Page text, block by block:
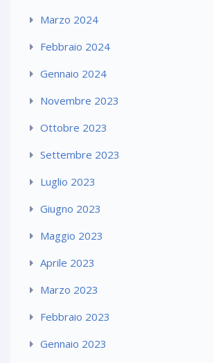
Marzo 2024
Febbraio 2024
Gennaio 2024
Novembre 2023
Ottobre 2023
Settembre 2023
Luglio 2023
Giugno 2023
Maggio 2023
Aprile 2023
Marzo 2023
Febbraio 2023
Gennaio 2023